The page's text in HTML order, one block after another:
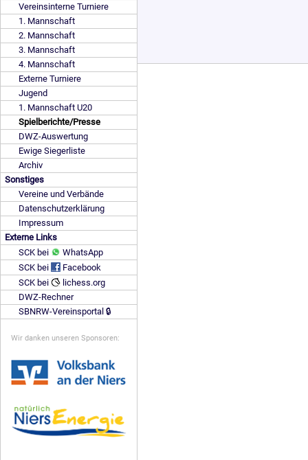
Vereinsinterne Turniere
1. Mannschaft
2. Mannschaft
3. Mannschaft
4. Mannschaft
Externe Turniere
Jugend
1. Mannschaft U20
Spielberichte/Presse
DWZ-Auswertung
Ewige Siegerliste
Archiv
Sonstiges
Vereine und Verbände
Datenschutzerklärung
Impressum
Externe Links
SCK bei
WhatsApp
SCK bei
Facebook
SCK bei
lichess.org
DWZ-Rechner
SBNRW-Vereinsportal 🔒
Wir danken unseren Sponsoren: